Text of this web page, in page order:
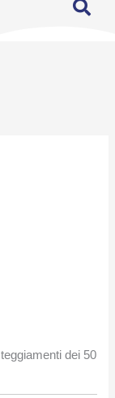
dei 50